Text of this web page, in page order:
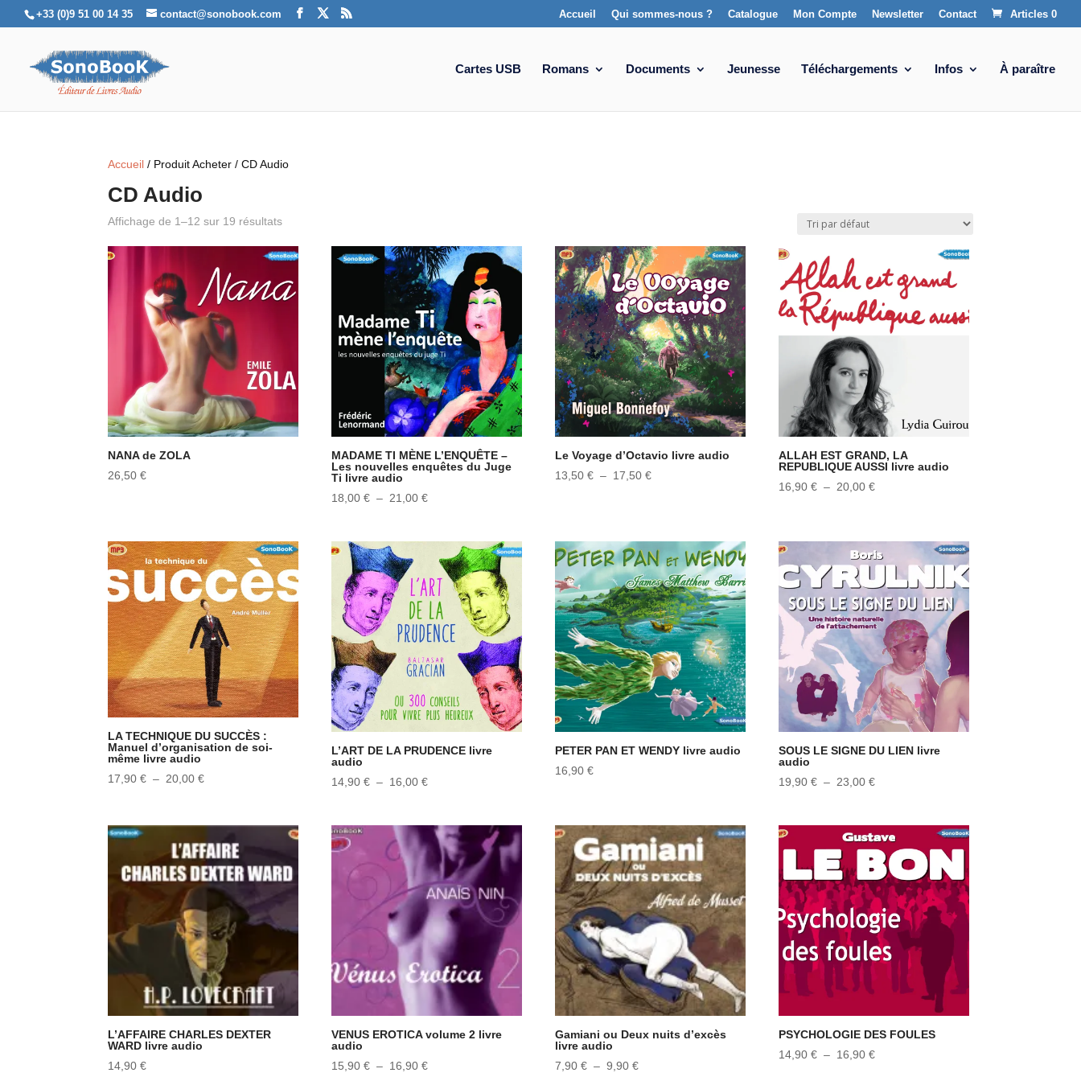
+33 (0)9 51 00 14 35 contact@sonobook.com Accueil Qui sommes-nous ? Catalogue Mon Compte Newsletter Contact Articles 0
Cartes USB Romans Documents Jeunesse Téléchargements Infos À paraître
Accueil / Produit Acheter / CD Audio
CD Audio
Affichage de 1–12 sur 19 résultats
NANA de ZOLA
26,50€
MADAME TI MÈNE L’ENQUÊTE –
Les nouvelles enquêtes du Juge
Ti livre audio
18,00€ – 21,00€Plage
18,00 €
21,00 €
Le Voyage d’Octavio livre audio
13,50€ – 17,50€Plage
à
17,50 €
ALLAH EST GRAND, LA
REPUBLIQUE AUSSI livre audio
16,90€ – 20,00€Plage
16,90 €
à
20,00 €
LA TECHNIQUE DU SUCCÈS :
Manuel d’organisation de soi-
même livre audio
17,90€ – 20,00€Plage
17,90 €
à
20,00 €
L’ART DE LA PRUDENCE livre
audio
14,90€ – 16,00€Plage
14,90 €
16,00 €
PETER PAN ET WENDY livre audio
16,90€
SOUS LE SIGNE DU LIEN livre
audio
19,90€ – 23,00€Plage
19,90 €
à
23,00 €
L’AFFAIRE CHARLES DEXTER
WARD livre audio
14,90€
VENUS EROTICA volume 2 livre
audio
15,90€ – 16,90€Plage
Gamiani ou Deux nuits d’excès
livre audio
7,90€ – 9,90€Plage
PSYCHOLOGIE DES FOULES
14,90€ – 16,90€Plage